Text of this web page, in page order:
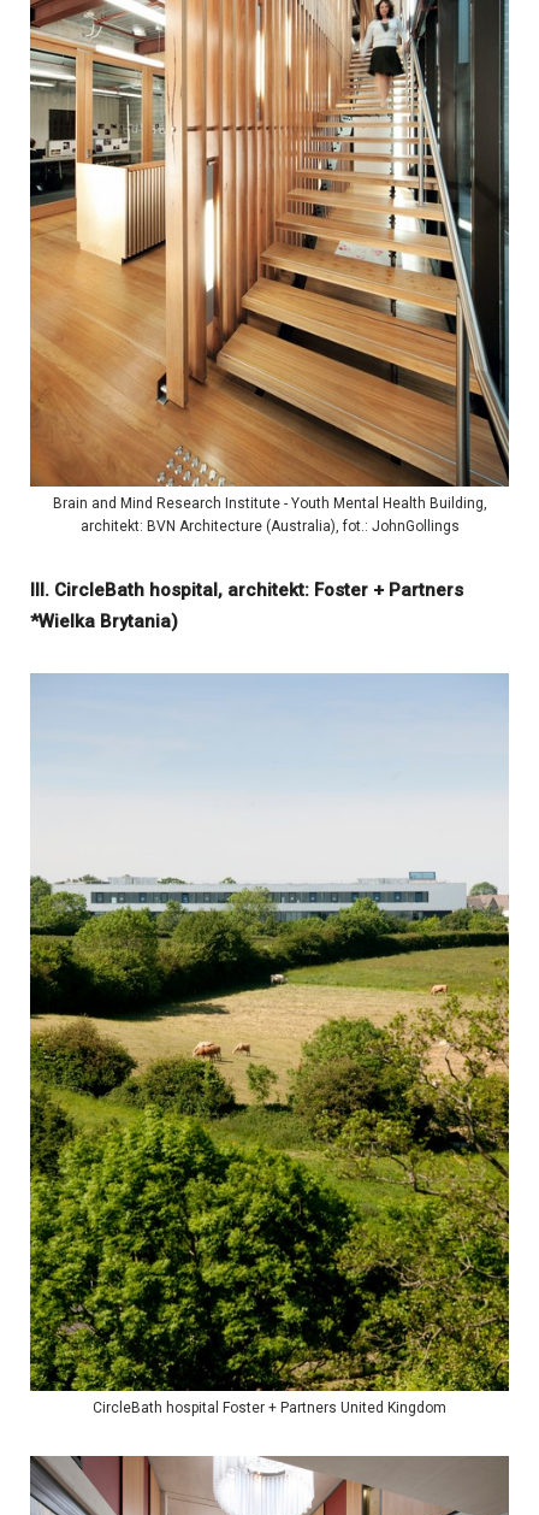
Brain and Mind Research Institute - Youth Mental Health Building,
architekt: BVN Architecture (Australia), fot.: JohnGollings
III. CircleBath hospital, architekt: Foster + Partners
*Wielka Brytania)
CircleBath hospital Foster + Partners United Kingdom